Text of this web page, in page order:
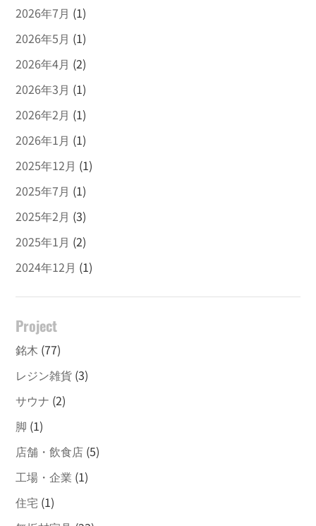
2026年7月 (1)
2026年5月 (1)
2026年4月 (2)
2026年3月 (1)
2026年2月 (1)
2026年1月 (1)
2025年12月 (1)
2025年7月 (1)
2025年2月 (3)
2025年1月 (2)
2024年12月 (1)
Project
銘木 (77)
レジン雑貨 (3)
サウナ (2)
脚 (1)
店舗・飲食店 (5)
工場・企業 (1)
住宅 (1)